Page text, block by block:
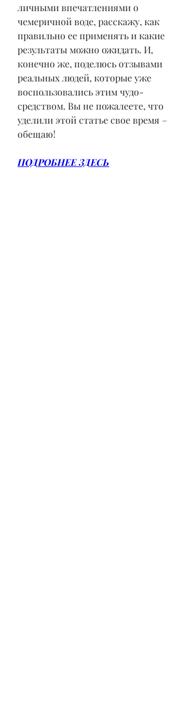
личными впечатлениями о
чемеричной воде, расскажу, как
правильно ее применять и какие
результаты можно ожидать. И,
конечно же, поделюсь отзывами
реальных людей, которые уже
воспользовались этим чудо-
средством. Вы не пожалеете, что
уделили этой статье свое время –
обещаю!
ПОДРОБНЕЕ ЗДЕСЬ